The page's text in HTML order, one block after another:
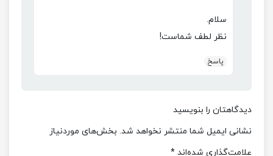
سلام.
نظر لطف شماست!
پاسخ
دیدگاهتان را بنویسید
نشانی ایمیل شما منتشر نخواهد شد. بخش‌های موردنیاز
علامت‌گذاری شده‌اند *